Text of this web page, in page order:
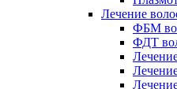
Лечение
ФБМ
ФДТ